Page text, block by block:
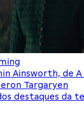
Ainsworth, de A
Targaryen
destaques da